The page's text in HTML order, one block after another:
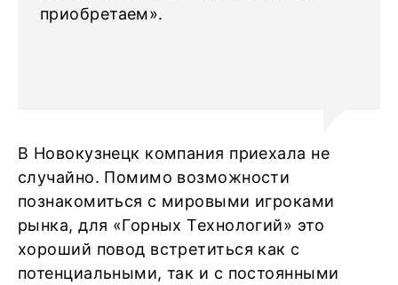
приобретаем».
В Новокузнецк компания приехала не
случайно. Помимо возможности
познакомиться с мировыми игроками
рынка, для «Горных Технологий» это
хороший повод встретиться как с
потенциальными, так и с постоянными